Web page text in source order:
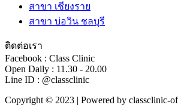
สาขา เชียงราย
สาขา บ่อวิน ชลบุรี
ติดต่อเรา
Facebook : Class Clinic
Open Daily : 11.30 - 20.00
Line ID : @classclinic​
Copyright © 2023 | Powered by classclinic-